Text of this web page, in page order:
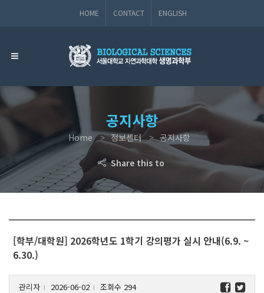
HOME CONTACT ENGLISH
공지사항
Home 정보센터 공지사항
Share this to
[학부/대학원] 2026학년도 1학기 강의평가 실시 안내(6.9. ~
6.30.)
관리자 l 2026-06-02 l 조회수 294